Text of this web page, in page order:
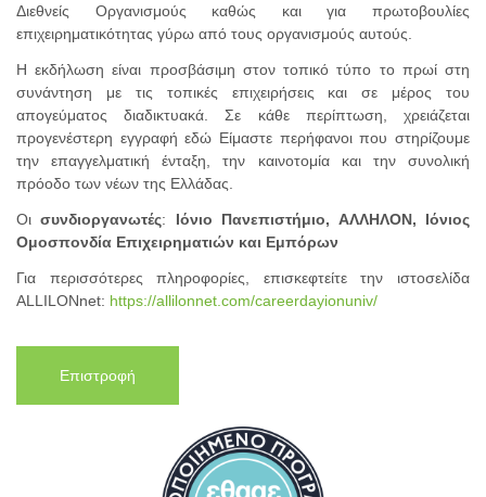
Διεθνείς Οργανισμούς καθώς και για πρωτοβουλίες
επιχειρηματικότητας γύρω από τους οργανισμούς αυτούς.
Η εκδήλωση είναι προσβάσιμη στον τοπικό τύπο το πρωί στη
συνάντηση με τις τοπικές επιχειρήσεις και σε μέρος του
απογεύματος διαδικτυακά. Σε κάθε περίπτωση, χρειάζεται
προγενέστερη εγγραφή εδώ Είμαστε περήφανοι που στηρίζουμε
την επαγγελματική ένταξη, την καινοτομία και την συνολική
πρόοδο των νέων της Ελλάδας.
Οισυνδιοργανωτές: Ιόνιο Πανεπιστήμιο, ΑΛΛΗΛΟΝ, Ιόνιος
Ομοσπονδία Επιχειρηματιών και Εμπόρων
Για περισσότερες πληροφορίες, επισκεφτείτε την ιστοσελίδα
ALLILONnet: https://allilonnet.com/careerdayionuniv/
Επιστροφή